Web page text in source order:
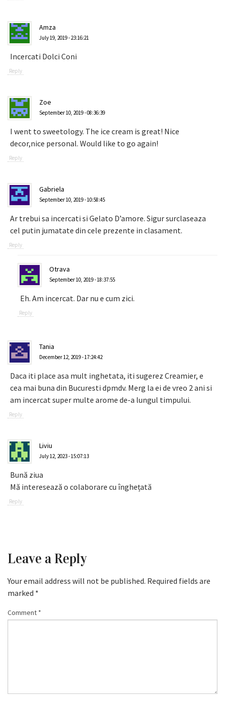
Amza
July 19, 2019 - 23:16:21
Incercati Dolci Coni
Reply
Zoe
September 10, 2019 - 08:36:39
I went to sweetology. The ice cream is great! Nice
decor,nice personal. Would like to go again!
Reply
Gabriela
September 10, 2019 - 10:58:45
Ar trebui sa incercati si Gelato D’amore. Sigur surclaseaza
cel putin jumatate din cele prezente in clasament.
Reply
Otrava
September 10, 2019 - 18:37:55
Eh. Am incercat. Dar nu e cum zici.
Reply
Tania
December 12, 2019 - 17:24:42
Daca iti place asa mult inghetata, iti sugerez Creamier, e
cea mai buna din Bucuresti dpmdv. Merg la ei de vreo 2 ani si
am incercat super multe arome de-a lungul timpului.
Reply
Liviu
July 12, 2023 - 15:07:13
Bună ziua
Mă interesează o colaborare cu înghețată
Reply
Leave a Reply
Your email address will not be published. Required fields are
marked *
Comment *